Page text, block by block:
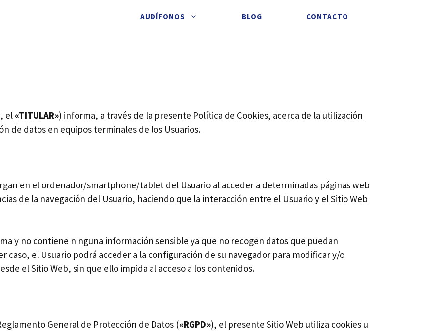
AUDÍFONOS BLOG CONTACTO
el «TITULAR») informa, a través de la presente Política de Cookies, acerca de la utilización
de datos en equipos terminales de los Usuarios.
en el ordenador/smartphone/tablet del Usuario al acceder a determinadas páginas web
de la navegación del Usuario, haciendo que la interacción entre el Usuario y el Sitio Web
y no contiene ninguna información sensible ya que no recogen datos que puedan
caso, el Usuario podrá acceder a la configuración de su navegador para modificar y/o
el Sitio Web, sin que ello impida al acceso a los contenidos.
General de Protección de Datos («RGPD»), el presente Sitio Web utiliza cookies u